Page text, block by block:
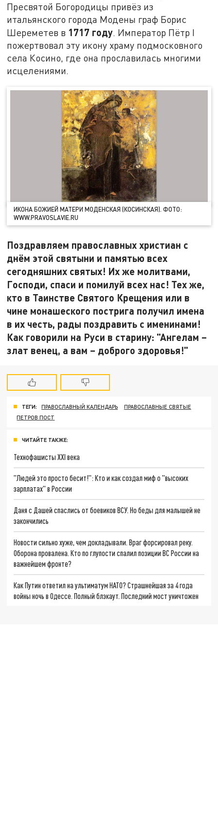
Пресвятой Богородицы привёз из
итальянского города Модены граф Борис
Шереметев в 1717 году. Император Пётр I
пожертвовал эту икону храму подмосковного
села Косино, где она прославилась многими
исцелениями.
ИКОНА БОЖИЕЙ МАТЕРИ МОДЕНСКАЯ (КОСИНСКАЯ). ФОТО:
WWW.PRAVOSLAVIE.RU
Поздравляем православных христиан с
днём этой святыни и памятью всех
сегодняшних святых! Их же молитвами,
Господи, спаси и помилуй всех нас! Тех же,
кто в Таинстве Святого Крещения или в
чине монашеского пострига получил имена
в их честь, рады поздравить с именинами!
Как говорили на Руси в старину: "Ангелам –
злат венец, а вам – доброго здоровья!"
ТЕГИ: ПРАВОСЛАВНЫЙ КАЛЕНДАРЬ
ПРАВОСЛАВНЫЕ СВЯТЫЕ
ПЕТРОВ ПОСТ
ЧИТАЙТЕ ТАКЖЕ:
Технофашисты XXI века
"Людей это просто бесит!": Кто и как создал миф о "высоких
зарплатах" в России
Даня с Дашей спаслись от боевиков ВСУ. Но беды для малышей не
закончились
Новости сильно хуже, чем докладывали. Враг форсировал реку.
Оборона провалена. Кто по глупости спалил позиции ВС России на
важнейшем фронте?
Как Путин ответил на ультиматум НАТО? Страшнейшая за 4 года
войны ночь в Одессе. Полный блэкаут. Последний мост уничтожен